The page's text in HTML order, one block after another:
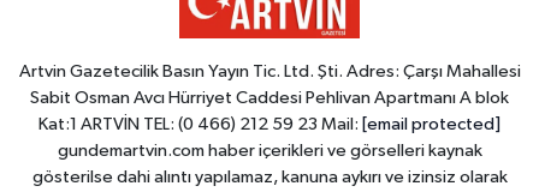
Artvin Gazetecilik Basın Yayın Tic. Ltd. Şti. Adres: Çarşı Mahallesi
Sabit Osman Avcı Hürriyet Caddesi Pehlivan Apartmanı A blok
Kat:1 ARTVİN TEL: (0 466) 212 59 23 Mail: [email protected]
gundemartvin.com haber içerikleri ve görselleri kaynak
gösterilse dahi alıntı yapılamaz, kanuna aykırı ve izinsiz olarak